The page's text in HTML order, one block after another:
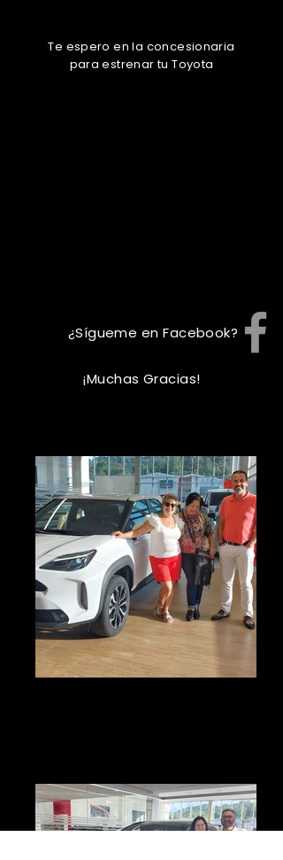
Te espero en la concesionaria
para estrenar tu Toyota
¿Sígueme en Facebook?
¡Muchas Gracias!